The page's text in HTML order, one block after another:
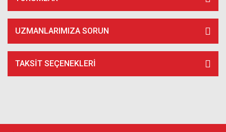
UZMANLARIMIZA SORUN
TAKSIT SEÇENEKLERI